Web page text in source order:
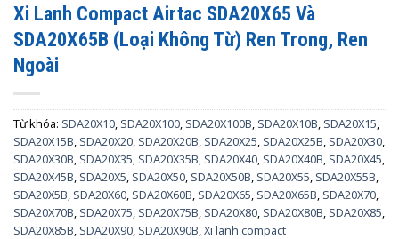
Xi Lanh Compact Airtac SDA20X65 Và
SDA20X65B (Loại Không Từ) Ren Trong, Ren
Ngoài
Từ khóa: SDA20X10, SDA20X100, SDA20X100B, SDA20X10B, SDA20X15,
SDA20X15B, SDA20X20, SDA20X20B, SDA20X25, SDA20X25B, SDA20X30,
SDA20X30B, SDA20X35, SDA20X35B, SDA20X40, SDA20X40B, SDA20X45,
SDA20X45B, SDA20X5, SDA20X50, SDA20X50B, SDA20X55, SDA20X55B,
SDA20X5B, SDA20X60, SDA20X60B, SDA20X65, SDA20X65B, SDA20X70,
SDA20X70B, SDA20X75, SDA20X75B, SDA20X80, SDA20X80B, SDA20X85,
SDA20X85B, SDA20X90, SDA20X90B,Xi lanh compact